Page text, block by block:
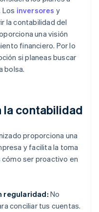
Los inversores y
la contabilidad del
una visión
financiero. Por lo
si planeas buscar
bolsa.
la contabilidad
proporciona una
y facilita la toma
ser proactivo en
regularidad: No
conciliar tus cuentas.